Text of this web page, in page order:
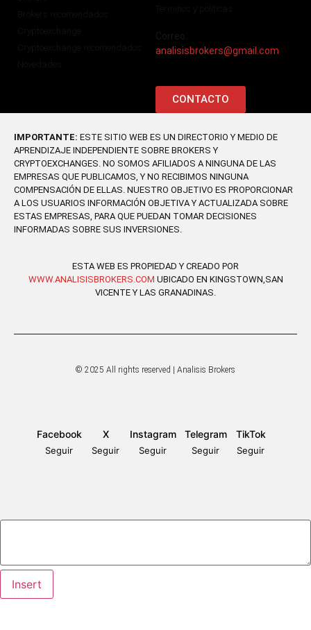
analisisbrokers@gmail.com
CONTACTO
IMPORTANTE: ESTE SITIO WEB ES UN DIRECTORIO Y MEDIO DE
APRENDIZAJE INDEPENDIENTE SOBRE BROKERS Y
CRYPTOEXCHANGES. NO SOMOS AFILIADOS A NINGUNA DE LAS
EMPRESAS QUE PUBLICAMOS, Y NO RECIBIMOS NINGUNA
COMPENSACIÓN DE ELLAS. NUESTRO OBJETIVO ES PROPORCIONAR
A LOS USUARIOS INFORMACIÓN OBJETIVA Y ACTUALIZADA SOBRE
ESTAS EMPRESAS, PARA QUE PUEDAN TOMAR DECISIONES
INFORMADAS SOBRE SUS INVERSIONES.
ESTA WEB ES PROPIEDAD Y CREADO POR
WWW.ANALISISBROKERS.COM UBICADO EN KINGSTOWN,SAN
VICENTE Y LAS GRANADINAS.
© 2025 All rights reserved | Analisis Brokers
Facebook
Seguir
X
Seguir
Instagram
Seguir
Telegram
Seguir
TikTok
Seguir
Insert